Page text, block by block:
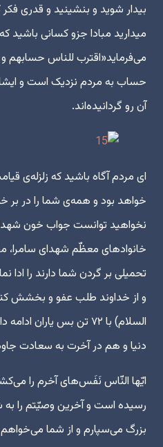
بیدار شوید و بنشینید و قدری
میدارید مبادا جزو کسانی باشید
می‌فرماید«اقترب للناس
حساب به مردم نزدیک است و
آن رو گردانیده‌اند.
ای مردم آگاه باشید که زلزله‌ی
خواهد بود و همه‌ی شما را در بر
نخواهید توانست جواب خون
خانوادهای معظّم شهدای سامرا،
تحمیلی بر گردن شما دارند را ادا
و از خداوند طلب عفو و بخشش
السلام) با ۷۲ تن بس
دنیا و هم در آخرت به سعادت
ایّها النّاس نَفَس‌های آخرم را
رسیده است و آخرین وصیّتم را
بزرگ می‌سپارم و از شما